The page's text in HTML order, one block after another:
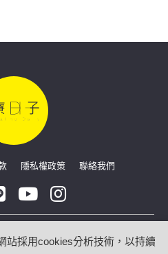
隱私權政策 聯絡我們
療日子 HealingDaily
站採用cookies分析技術，以持續